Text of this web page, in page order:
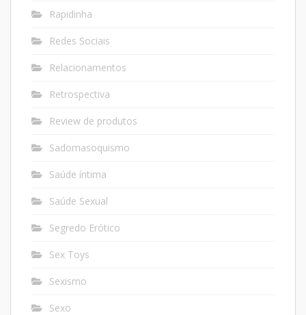
Rapidinha
Redes Sociais
Relacionamentos
Retrospectiva
Review de produtos
Sadomasoquismo
Saúde íntima
Saúde Sexual
Segredo Erótico
Sex Toys
Sexismo
Sexo